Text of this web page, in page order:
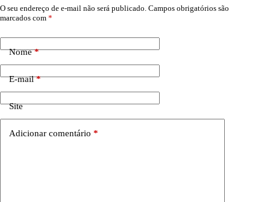
O seu endereço de e-mail não será publicado. Campos obrigatórios são
marcados com *
Nome*
E-mail*
Site
Adicionar comentário *